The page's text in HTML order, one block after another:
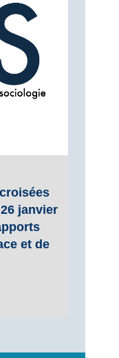
janvier
et de